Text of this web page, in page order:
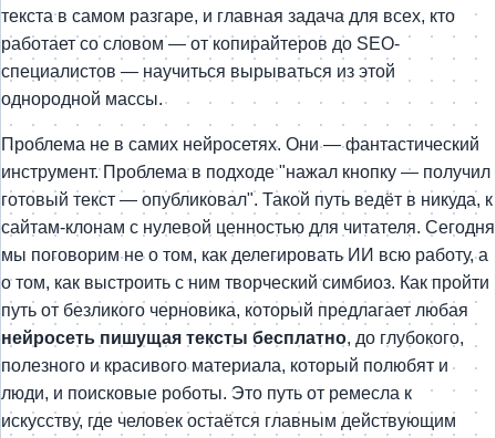
текста в самом разгаре, и главная задача для всех, кто
работает со словом — от копирайтеров до SEO-
специалистов — научиться вырываться из этой
однородной массы.
Проблема не в самих нейросетях. Они — фантастический
инструмент. Проблема в подходе "нажал кнопку — получил
готовый текст — опубликовал". Такой путь ведёт в никуда, к
сайтам-клонам с нулевой ценностью для читателя. Сегодня
мы поговорим не о том, как делегировать ИИ всю работу, а
о том, как выстроить с ним творческий симбиоз. Как пройти
путь от безликого черновика, который предлагает любая
нейросеть пишущая тексты бесплатно, до глубокого,
полезного и красивого материала, который полюбят и
люди, и поисковые роботы. Это путь от ремесла к
искусству, где человек остаётся главным действующим